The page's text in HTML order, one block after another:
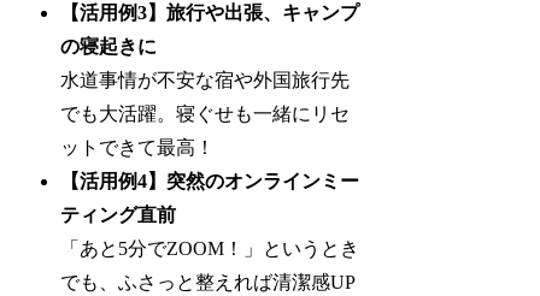
【活用例3】旅行や出張、キャンプ
の寝起きに
水道事情が不安な宿や外国旅行先
でも大活躍。寝ぐせも一緒にリセ
ットできて最高！
【活用例4】突然のオンラインミー
ティング直前
「あと5分でZOOM！」というとき
でも、ふさっと整えれば清潔感UP